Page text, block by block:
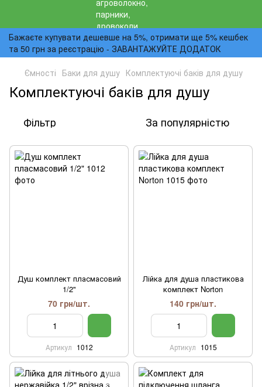
Бажаєте купувати дешевше на 5%, отримати ще 5% кешбек
та 50 грн за реєстрацію - ЗАВАНТАЖУЙТЕ ДОДАТОК
Ємності Баки для душу Комплектуючі баків для душу
Комплектуючі баків для душу
Фільтр За популярністю
Душ комплект пласмасовий
1/2"
70 грн/шт.
Артикул 1012
Лійка для душа пластикова
комплект Norton
140 грн/шт.
Артикул 1015